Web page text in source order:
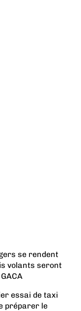
se rendent
volants seront
essai de taxi
préparer le